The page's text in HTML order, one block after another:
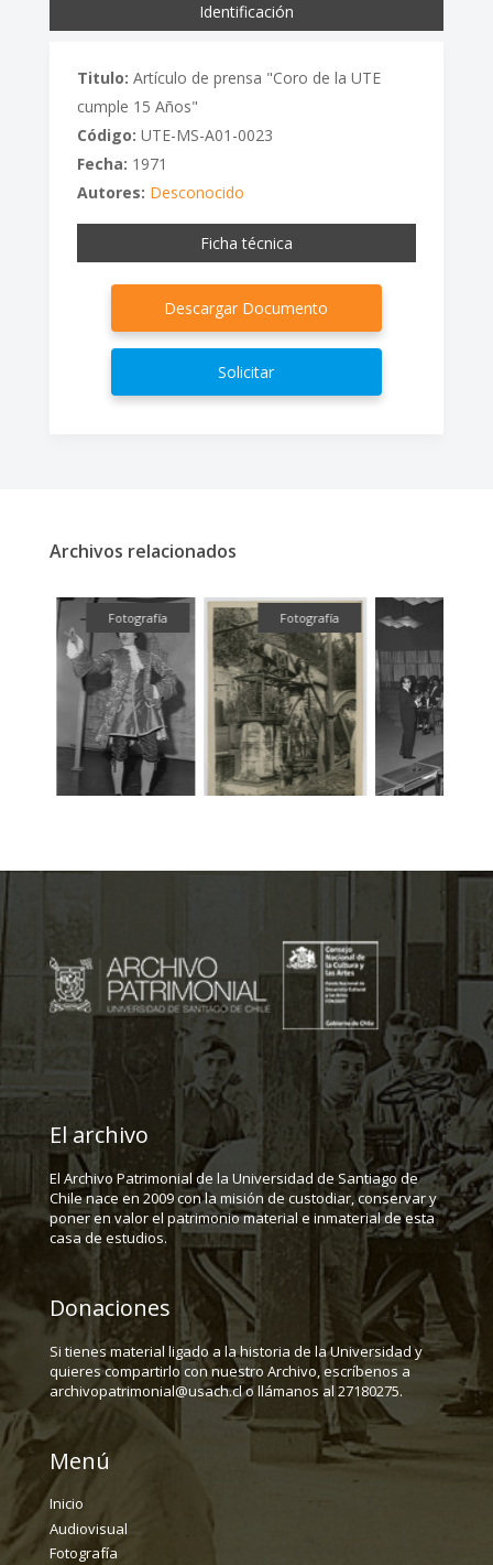
Identificación
Titulo: Artículo de prensa "Coro de la UTE
cumple 15 Años"
Código: UTE-MS-A01-0023
Fecha: 1971
Autores: Desconocido
Ficha técnica
Descargar Documento
Solicitar
Archivos relacionados
Fotografía Fotografía
El archivo
El Archivo Patrimonial de la Universidad de Santiago de
Chile nace en 2009 con la misión de custodiar, conservar y
poner en valor el patrimonio material e inmaterial de esta
casa de estudios.
Donaciones
Si tienes material ligado a la historia de la Universidad y
quieres compartirlo con nuestro Archivo, escríbenos a
archivopatrimonial@usach.cl o llámanos al 27180275.
Menú
Inicio
Audiovisual
Fotografía